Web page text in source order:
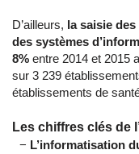
D’ailleurs, la saisie
des systèmes
8% entre 2014 et 2015
sur 3 239
établissements de
Les chiffres clés de
− L’informatisation